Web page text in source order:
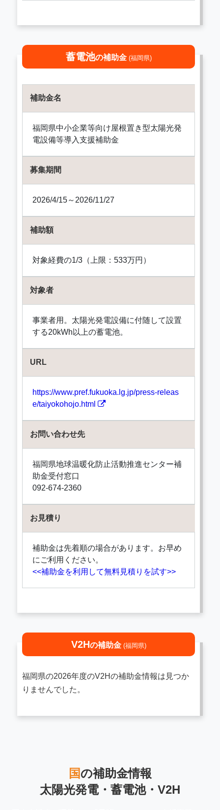
蓄電池の補助金 (福岡県)
補助金名
福岡県中小企業等向け屋根置き型太陽光発
電設備等導入支援補助金
募集期間
2026/4/15～2026/11/27
補助額
対象経費の1/3（上限：533万円）
対象者
事業者用。太陽光発電設備に付随して設置
する20kWh以上の蓄電池。
URL
https://www.pref.fukuoka.lg.jp/press-releas
e/taiyokohojo.html
お問い合わせ先
福岡県地球温暖化防止活動推進センター補
助金受付窓口
092-674-2360
お見積り
補助金は先着順の場合があります。お早め
にご利用ください。
<<補助金を利用して無料見積りを試す>>
V2Hの補助金 (福岡県)
福岡県の2026年度のV2Hの補助金情報は見つか
りませんでした。
国の補助金情報
太陽光発電・蓄電池・V2H